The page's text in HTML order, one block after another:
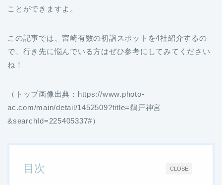
ことができますよ。
この記事では、宮崎有数の初詣スポットを4社紹介するの
で、行き先に悩んでいる方はぜひ参考にしてみてください
ね！
（トップ画像出典：https://www.photo-
ac.com/main/detail/1452509?title=鵜戸神宮
&searchId=225405337#）
CLOSE
目次